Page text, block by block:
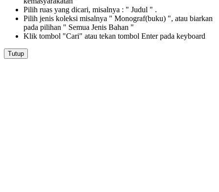
Pilih ruas yang dicari, misalnya : " Judul " .
Pilih jenis koleksi misalnya " Monograf(buku) ", atau biarkan
pada pilihan " Semua Jenis Bahan "
Klik tombol "Cari" atau tekan tombol Enter pada keyboard
Tutup